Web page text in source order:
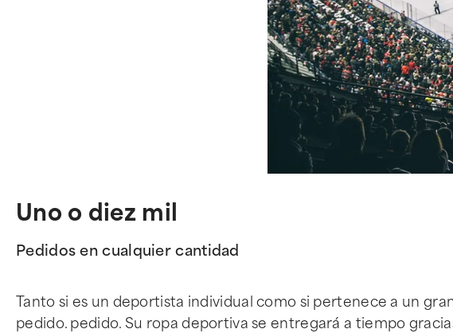
Uno o diez mil
Pedidos en cualquier cantidad
Tanto si es un deportista individual como si pertenece a un
pedido. pedido. Su ropa deportiva se entregará a tiempo